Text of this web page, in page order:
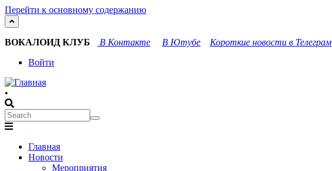
Перейти к основному содержанию
ВОКАЛОИД КЛУБ В Контакте В Ютубе Короткие новости в Телеграм
User
account
menu
Войти
•
Search
Search
navigation
Главная
Новости
Мероприятия